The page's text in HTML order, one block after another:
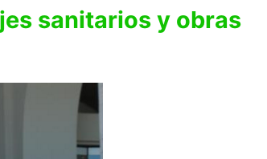
sanitarios y obras